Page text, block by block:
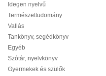
Idegen nyelvű
Természettudomány
Vallás
Tankönyv, segédkönyv
Egyéb
Szótár, nyelvkönyv
Gyermekek és szülők